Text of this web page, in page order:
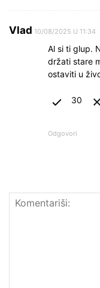
Vlad 10/08/2025 U 11:34
Al si ti glup.
držati stare
ostaviti u
30
Odgovori